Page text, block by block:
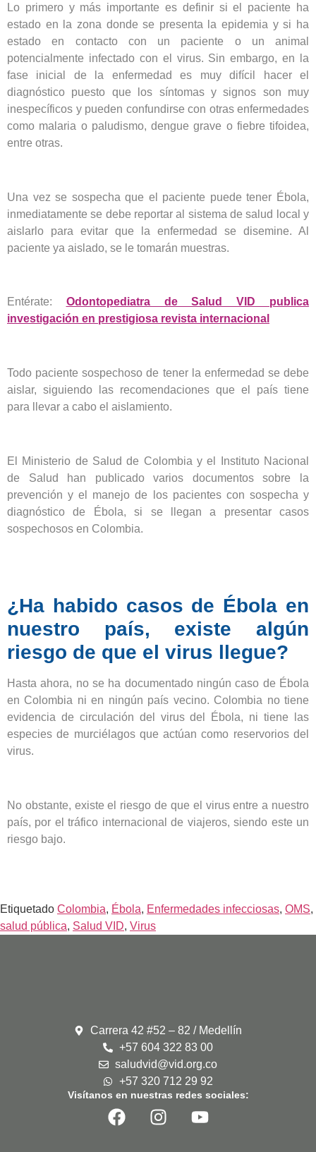
Lo primero y más importante es definir si el paciente ha
estado en la zona donde se presenta la epidemia y si ha
estado en contacto con un paciente o un animal
potencialmente infectado con el virus. Sin embargo, en la
fase inicial de la enfermedad es muy difícil hacer el
diagnóstico puesto que los síntomas y signos son muy
inespecíficos y pueden confundirse con otras enfermedades
como malaria o paludismo, dengue grave o fiebre tifoidea,
entre otras.
Una vez se sospecha que el paciente puede tener Ébola,
inmediatamente se debe reportar al sistema de salud local y
aislarlo para evitar que la enfermedad se disemine. Al
paciente ya aislado, se le tomarán muestras.
Entérate: Odontopediatra de Salud VID publica
investigación en prestigiosa revista internacional
Todo paciente sospechoso de tener la enfermedad se debe
aislar, siguiendo las recomendaciones que el país tiene
para llevar a cabo el aislamiento.
El Ministerio de Salud de Colombia y el Instituto Nacional
de Salud han publicado varios documentos sobre la
prevención y el manejo de los pacientes con sospecha y
diagnóstico de Ébola, si se llegan a presentar casos
sospechosos en Colombia.
¿Ha habido casos de Ébola en
nuestro país, existe algún
riesgo de que el virus llegue?
Hasta ahora, no se ha documentado ningún caso de Ébola
en Colombia ni en ningún país vecino. Colombia no tiene
evidencia de circulación del virus del Ébola, ni tiene las
especies de murciélagos que actúan como reservorios del
virus.
No obstante, existe el riesgo de que el virus entre a nuestro
país, por el tráfico internacional de viajeros, siendo este un
riesgo bajo.
Etiquetado Colombia, Ébola, Enfermedades infecciosas, OMS,
salud pública, Salud VID, Virus
Carrera 42 #52 – 82 / Medellín
+57 604 322 83 00
saludvid@vid.org.co
+57 320 712 29 92
Visítanos en nuestras redes sociales: